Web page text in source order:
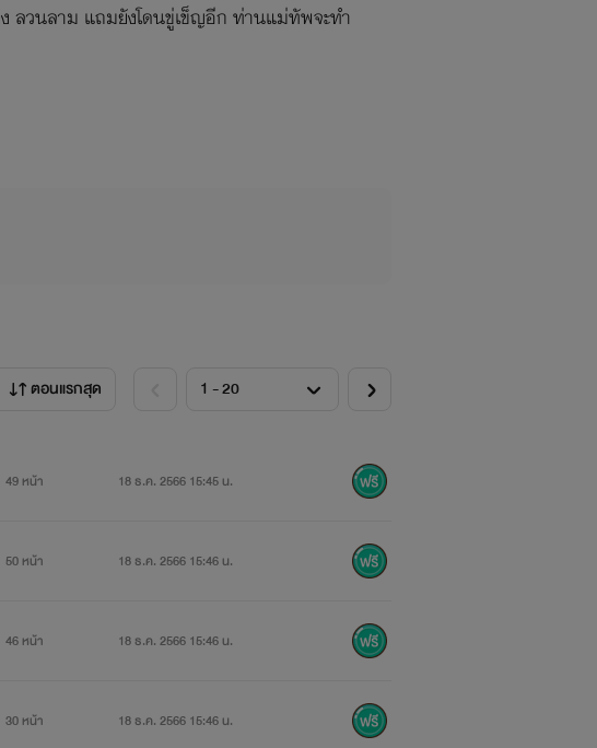
ลวนลาม แถมยังโดนขู่เข็ญอีก ท่านแม่ทัพจะทำ
ตอนแรกสุด
49 หน้า 18 ธ.ค. 2566 15:45 น.
50 หน้า 18 ธ.ค. 2566 15:46 น.
46 หน้า 18 ธ.ค. 2566 15:46 น.
30 หน้า 18 ธ.ค. 2566 15:46 น.